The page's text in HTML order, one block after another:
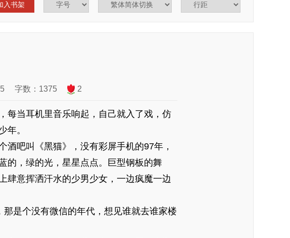
入书架
字数：1375 2
当耳机里音乐响起，自己就入了戏，仿
年。
吧叫《黑猫》，没有彩屏手机的97年，
的，绿的光，星星点点。巨型钢板的舞
肆意挥洒汗水的少男少女，一边疯魔一边
是个没有微信的年代，想见谁就去谁家楼